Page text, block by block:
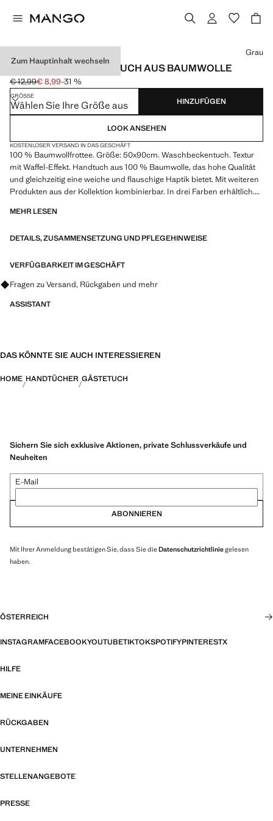
Zum Hauptinhalt wechseln
WAFFELPIQUÉ-HANDTUCH AUS BAUMWOLLE
Ausgangspreis durchgestrichen [€ 12,99 ]
€ 12,99
Aktueller Preis [€ 8,99 ]
€ 8,99-31 %
Wählen Sie eine Farbe
Grau
GRÖSSE
Wählen Sie Ihre Größe aus HINZUFÜGEN
LOOK ANSEHEN
KOSTENLOSER VERSAND IN DAS GESCHÄFT
100 % Baumwollfrottee. Größe: 50x90cm. Waschbeckentuch. Textur
mit Waffel-Effekt. Handtuch aus 100 % Baumwolle, das hohe Qualität
und gleichzeitig eine weiche und flauschige Haptik bietet. Mit weiteren
Produkten aus der Kollektion kombinierbar. In drei Farben erhältlich.
MEHR LESEN
DETAILS, ZUSAMMENSETZUNG UND PFLEGEHINWEISE
VERFÜGBARKEIT IM GESCHÄFT
Fragen zu Versand, Rückgaben und mehr
ASSISTANT
DAS KÖNNTE SIE AUCH INTERESSIEREN
HOME HANDTÜCHER GÄSTETUCH
Sichern Sie sich exklusive Aktionen, private Schlussverkäufe und
Neuheiten
E-Mail
ABONNIEREN
Mit Ihrer Anmeldung bestätigen Sie, dass Sie dieDatenschutzrichtliniegelesen
haben.
ÖSTERREICH
INSTAGRAMFACEBOOKYOUTUBETIKTOKSPOTIFYPINTERESTX
HILFE
MEINE EINKÄUFE
RÜCKGABEN
UNTERNEHMEN
STELLENANGEBOTE
PRESSE